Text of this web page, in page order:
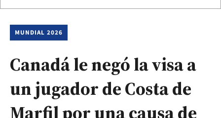
MUNDIAL 2026
Canadá le negó la visa a
un jugador de Costa de
Marfil por una causa de